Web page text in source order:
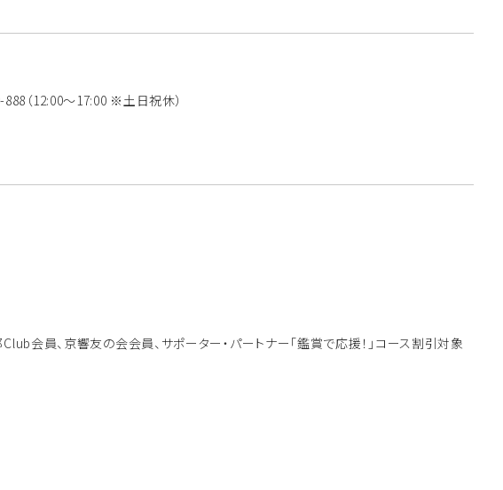
（12:00～17:00 ※土日祝休）
会員、京響友の会会員、サポーター・パートナー「鑑賞で応援！」コース割引対象